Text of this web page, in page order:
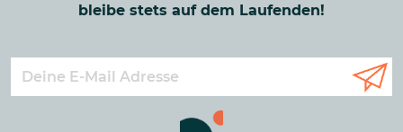
bleibe stets auf dem Laufenden!